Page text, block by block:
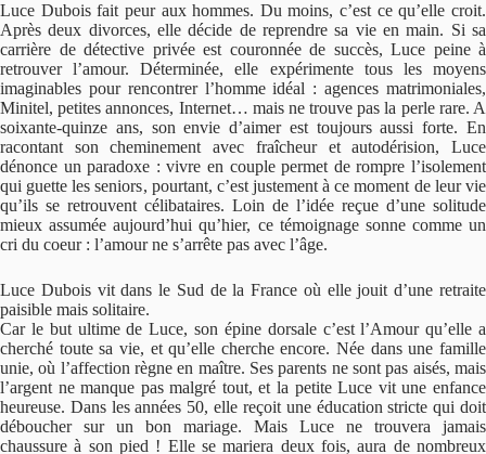
Luce Dubois fait peur aux hommes. Du moins, c’est ce qu’elle croit.
Après deux divorces, elle décide de reprendre sa vie en main. Si sa
carrière de détective privée est couronnée de succès, Luce peine à
retrouver l’amour. Déterminée, elle expérimente tous les moyens
imaginables pour rencontrer l’homme idéal : agences matrimoniales,
Minitel, petites annonces, Internet… mais ne trouve pas la perle rare. A
soixante-quinze ans, son envie d’aimer est toujours aussi forte. En
racontant son cheminement avec fraîcheur et autodérision, Luce
dénonce un paradoxe : vivre en couple permet de rompre l’isolement
qui guette les seniors, pourtant, c’est justement à ce moment de leur vie
qu’ils se retrouvent célibataires. Loin de l’idée reçue d’une solitude
mieux assumée aujourd’hui qu’hier, ce témoignage sonne comme un
cri du coeur : l’amour ne s’arrête pas avec l’âge.
Luce Dubois vit dans le Sud de la France où elle jouit d’une retraite
paisible mais solitaire.
Car le but ultime de Luce, son épine dorsale c’est l’Amour qu’elle a
cherché toute sa vie, et qu’elle cherche encore. Née dans une famille
unie, où l’affection règne en maître. Ses parents ne sont pas aisés, mais
l’argent ne manque pas malgré tout, et la petite Luce vit une enfance
heureuse. Dans les années 50, elle reçoit une éducation stricte qui doit
déboucher sur un bon mariage. Mais Luce ne trouvera jamais
chaussure à son pied ! Elle se mariera deux fois, aura de nombreux